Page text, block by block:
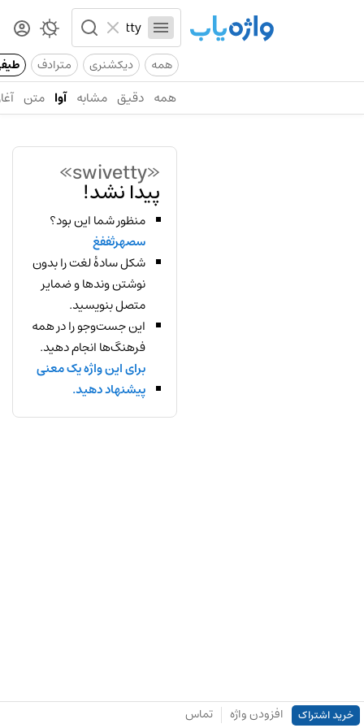
همه دیکشنری مترادف
همه دقیق مشابه آوا متن
«swivetty»
پیدا نشد!
منظور شما این بود؟
سصهرثففغ
شکل سادهٔ لغت را بدون
نوشتن وندها و ضمایر
متصل بنویسید.
این جست‌وجو را در همه
فرهنگ‌ها انجام دهید.
برای این واژه یک معنی
پیشنهاد دهید.
خرید اشتراک افزودن واژه تماس